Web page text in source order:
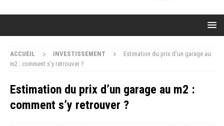
ACCUEIL INVESTISSEMENT
Estimation du prix d’un garage au
m2 : comment s’y retrouver ?
Estimation du prix d’un garage au m2 :
comment s’y retrouver ?